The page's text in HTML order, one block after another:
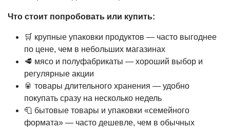
Что стоит попробовать или купить:
🛒 крупные упаковки продуктов — часто выгоднее
по цене, чем в небольших магазинах
🥩 мясо и полуфабрикаты — хороший выбор и
регулярные акции
🥫 товары длительного хранения — удобно
покупать сразу на несколько недель
🧻 бытовые товары и упаковки «семейного
формата» — часто дешевле, чем в обычных